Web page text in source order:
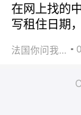
在网上找的
写租住日期
法国你问我答